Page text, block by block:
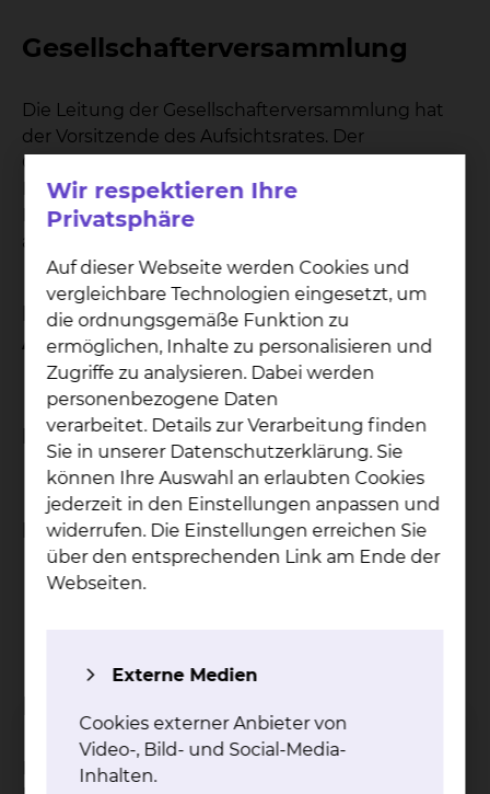
Gesellschafterversammlung
Die Leitung der Gesellschafterversammlung hat
der Vorsitzende des Aufsichtsrates. Der
Gesellschafterversammlung gehören drei
Ratsmitglieder und ein Mitarbeiter des
Fachbereichs Finanzen der Stadt Braunschweig
an.
Erster Stadtrat,
Aufsichtsratsvorsitzender
Christian A. Geiger
Fachbereich Finanzen
Nils Backhauß
Ratsherren und Ratsfrauen
Annette Johannes
Das Gremium besteht aus dem zuständigen
Wir respektieren Ihre
Privatsphäre
Auf dieser Webseite werden Cookies und
vergleichbare Technologien eingesetzt, um
die ordnungsgemäße Funktion zu
ermöglichen, Inhalte zu personalisieren und
Zugriffe zu analysieren. Dabei werden
personenbezogene Daten
verarbeitet. Details zur Verarbeitung finden
Sie in unserer Datenschutzerklärung. Sie
können Ihre Auswahl an erlaubten Cookies
jederzeit in den Einstellungen anpassen und
widerrufen. Die Einstellungen erreichen Sie
über den entsprechenden Link am Ende der
Webseiten.
Externe Medien
Cookies externer Anbieter von
Video-, Bild- und Social-Media-
Inhalten.